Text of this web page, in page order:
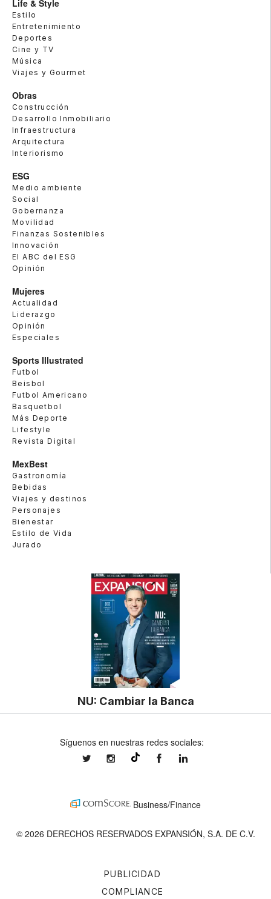
Life & Style
Estilo
Entretenimiento
Deportes
Cine y TV
Música
Viajes y Gourmet
Obras
Construcción
Desarrollo Inmobiliario
Infraestructura
Arquitectura
Interiorismo
ESG
Medio ambiente
Social
Gobernanza
Movilidad
Finanzas Sostenibles
Innovación
El ABC del ESG
Opinión
Mujeres
Actualidad
Liderazgo
Opinión
Especiales
Sports Illustrated
Futbol
Beisbol
Futbol Americano
Basquetbol
Más Deporte
Lifestyle
Revista Digital
MexBest
Gastronomía
Bebidas
Viajes y destinos
Personajes
Bienestar
Estilo de Vida
Jurado
NU: Cambiar la Banca
PUBLICIDAD
COMPLIANCE
Síguenos en nuestras redes sociales:
expansionmxexpansionmx ExpansionMex
Business/Finance
© 2026 DERECHOS RESERVADOS EXPANSIÓN, S.A. DE C.V.